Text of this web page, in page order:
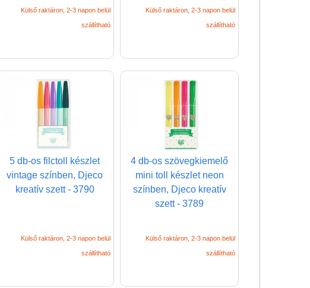
Külső raktáron, 2-3 napon belül
szállítható
Külső raktáron, 2-3 napon belül
szállítható
5 db-os filctoll készlet
vintage színben, Djeco
kreatív szett - 3790
Külső raktáron, 2-3 napon belül
szállítható
4 db-os szövegkiemelő
mini toll készlet neon
színben, Djeco kreatív
szett - 3789
Külső raktáron, 2-3 napon belül
szállítható
Kreatív poszter készítés
Könyv
Licenszes TOP
gyerekajándékok
Logikai játékok
LOGICO
LÜK
Magyar játékok
Montessori játékok
Okos partijátékok